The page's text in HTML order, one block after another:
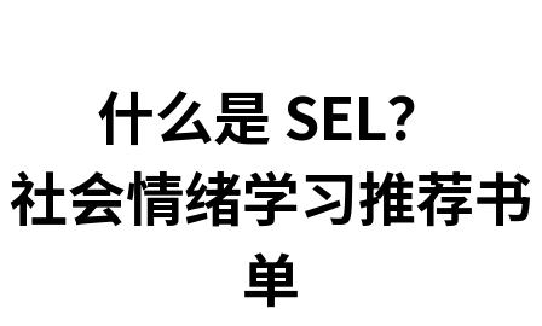
什么是 SEL？
社会情绪学习推荐书
单